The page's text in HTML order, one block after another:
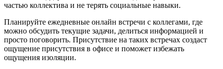
частью коллектива и не терять социальные навыки.
Планируйте ежедневные онлайн встречи с коллегами, где
можно обсудить текущие задачи, делиться информацией и
просто поговорить. Присутствие на таких встречах создаст
ощущение присутствия в офисе и поможет избежать
ощущения изоляции.